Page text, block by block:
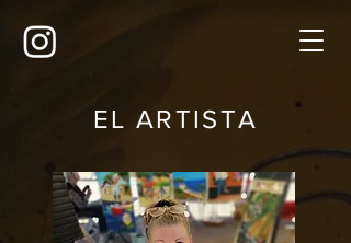
EL ARTISTA